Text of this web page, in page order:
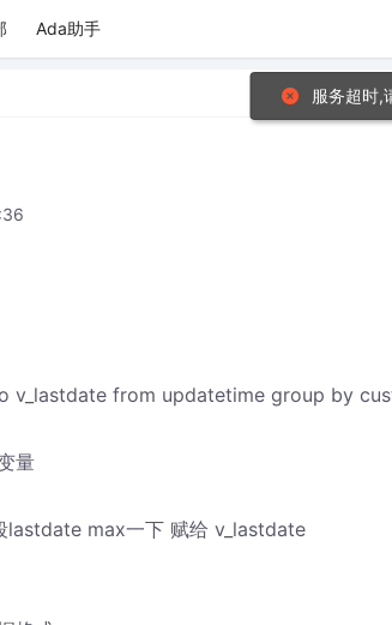
Ada助手
v_lastdate from updatetime group by
量
lastdate max一下 赋给 v_lastdate
服务超时,